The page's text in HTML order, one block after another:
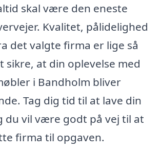
skal være den eneste
Kvalitet, pålidelighed
det valgte firma er lige så
sikre, at din oplevelse med
i Bandholm bliver
Tag dig tid til at lave din
du vil være godt på vej til at
firma til opgaven.